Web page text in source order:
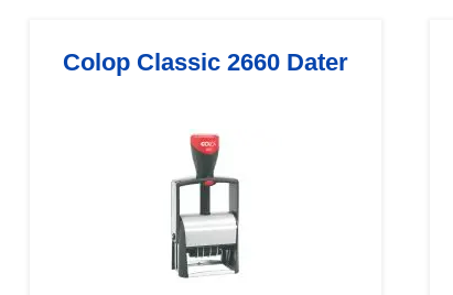
Colop Classic 2660 Dater